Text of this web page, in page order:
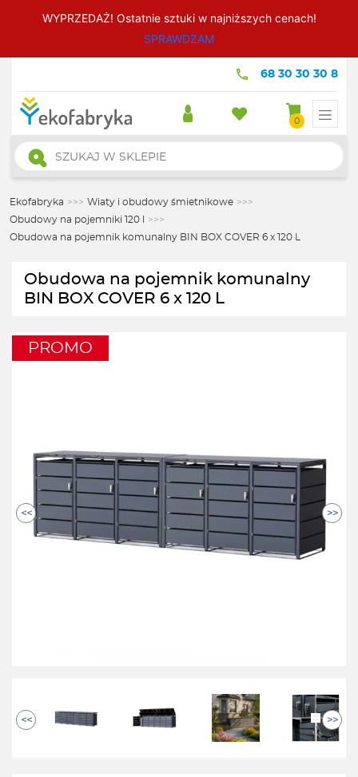
WYPRZEDAŻ! Ostatnie sztuki w najniższych cenach!
SPRAWDZAM
68 30 30 30 8
0
Wyszukiwarka
produktów
Ekofabryka >>> Wiaty i obudowy śmietnikowe >>>
Obudowy na pojemniki 120 l
>>>
Obudowa na pojemnik komunalny BIN BOX COVER 6 x 120 L
Obudowa na pojemnik komunalny
BIN BOX COVER 6 x 120 L
PROMO
<< >>
<< >>